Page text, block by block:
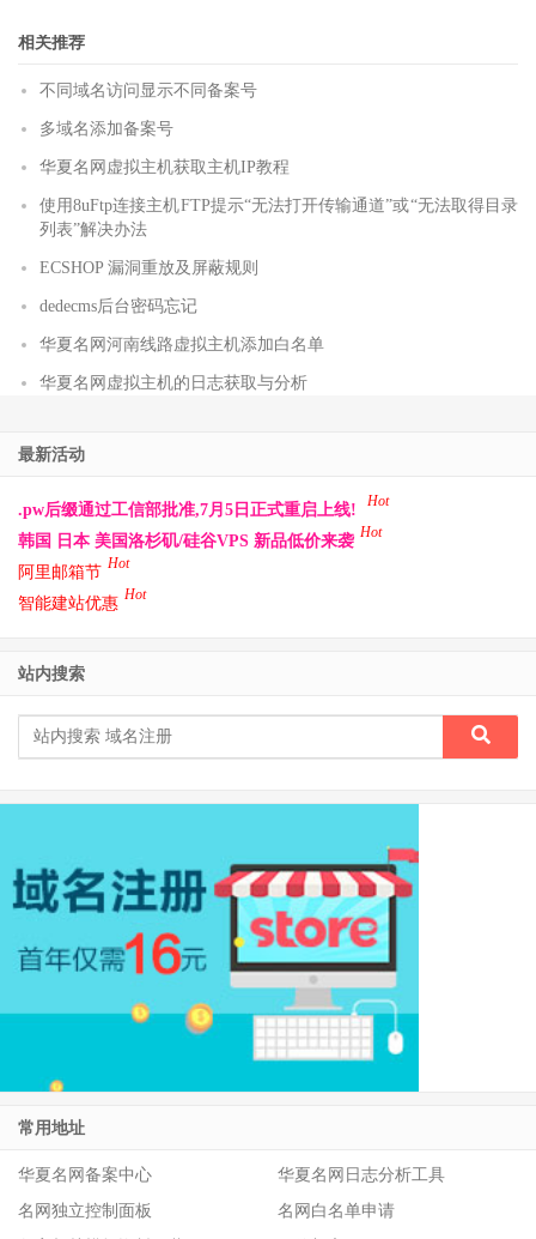
相关推荐
不同域名访问显示不同备案号
多域名添加备案号
华夏名网虚拟主机获取主机IP教程
使用8uFtp连接主机FTP提示“无法打开传输通道”或“无法取得目录
列表”解决办法
ECSHOP 漏洞重放及屏蔽规则
dedecms后台密码忘记
华夏名网河南线路虚拟主机添加白名单
华夏名网虚拟主机的日志获取与分析
最新活动
.pw后缀通过工信部批准,7月5日正式重启上线! Hot
韩国 日本 美国洛杉矶/硅谷VPS 新品低价来袭 Hot
阿里邮箱节 Hot
智能建站优惠 Hot
站内搜索
常用地址
华夏名网备案中心
华夏名网日志分析工具
名网独立控制面板
名网白名单申请